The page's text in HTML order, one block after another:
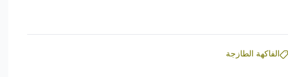
الفاكهة الطازجة